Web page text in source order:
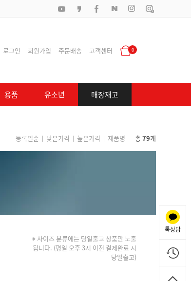
로그인 회원가입 주문배송 고객센터 0
용품 유소년 매장재고
등록일순 | 낮은가격 | 높은가격 | 제품명 총79개
※ 사이즈 분류에는 당일출고 상품만 노출
됩니다. (평일 오후 3시 이전 결제완료 시
당일출고)
톡상담